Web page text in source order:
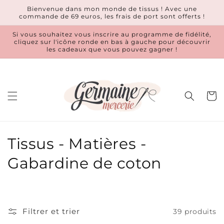
passer
au
Bienvenue dans mon monde de tissus ! Avec une
commande de 69 euros, les frais de port sont offerts !
Si vous souhaitez vous inscrire au programme de fidélité,
cliquez sur l'icône ronde en bas à gauche pour découvrir
les cadeaux que vous pouvez gagner !
Panier
C
o
Tissus - Matières -
Gabardine de coton
Filtrer et trier 39 produits